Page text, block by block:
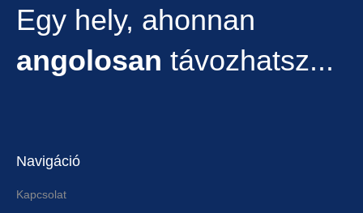
Egy hely, ahonnan
angolosan távozhatsz...
Navigáció
Kapcsolat